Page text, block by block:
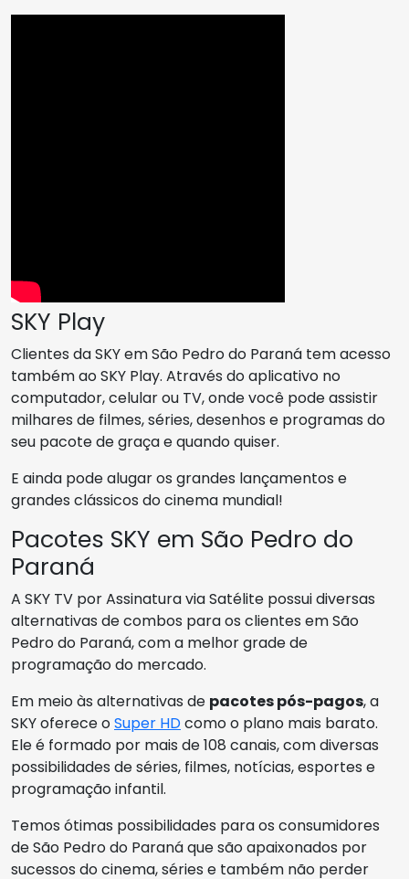
SKY Play
Clientes da SKY em São Pedro do Paraná tem acesso
também ao SKY Play. Através do aplicativo no
computador, celular ou TV, onde você pode assistir
milhares de filmes, séries, desenhos e programas do
seu pacote de graça e quando quiser.
E ainda pode alugar os grandes lançamentos e
grandes clássicos do cinema mundial!
Pacotes SKY em São Pedro do
Paraná
A SKY TV por Assinatura via Satélite possui diversas
alternativas de combos para os clientes em São
Pedro do Paraná, com a melhor grade de
programação do mercado.
Em meio às alternativas de pacotes pós-pagos, a
SKY oferece oSuper HDcomo o plano mais barato.
Ele é formado por mais de 108 canais, com diversas
possibilidades de séries, filmes, notícias, esportes e
programação infantil.
Temos ótimas possibilidades para os consumidores
de São Pedro do Paraná que são apaixonados por
sucessos do cinema, séries e também não perder